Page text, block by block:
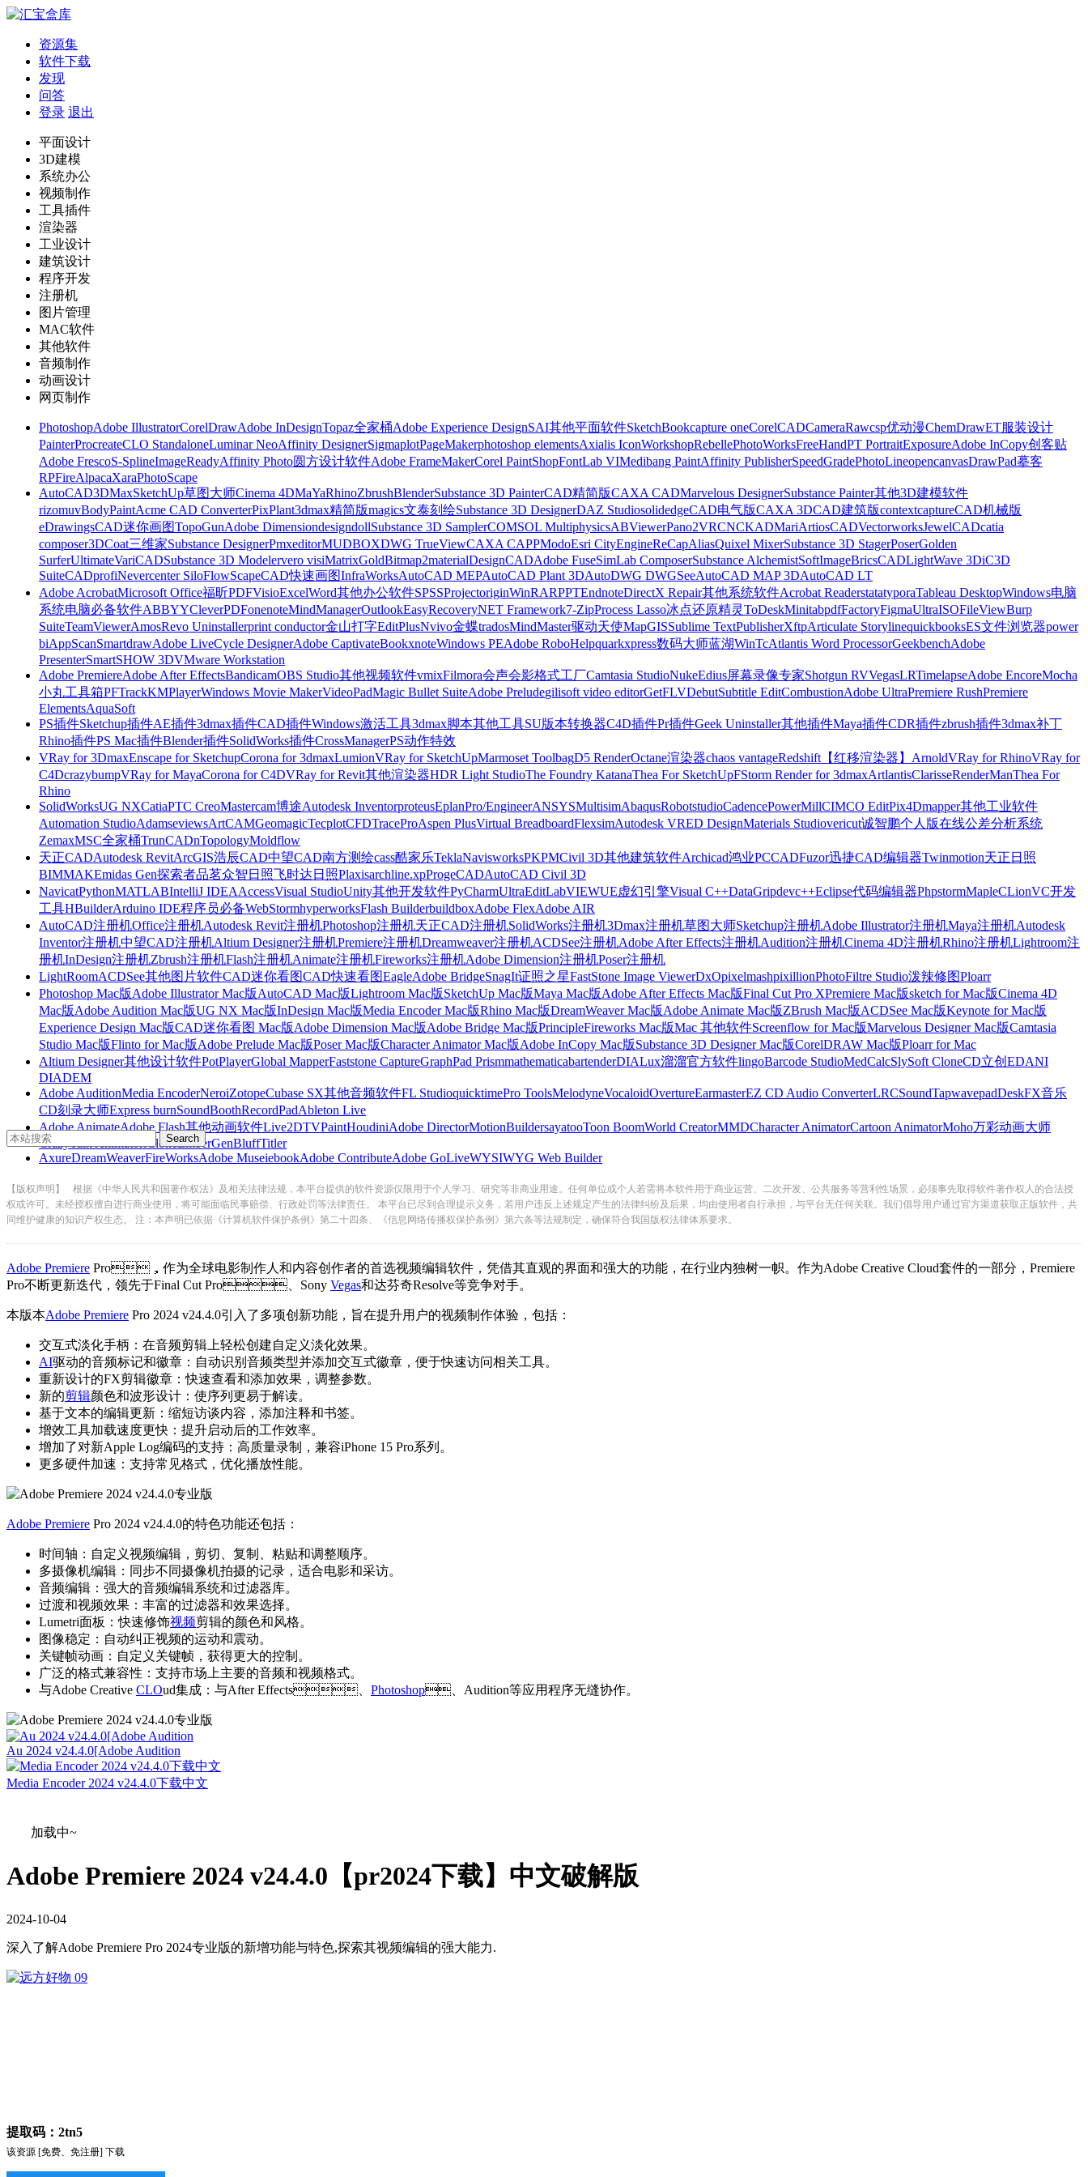
资源集
软件下载
发现
问答
登录 退出
平面设计
3D建模
系统办公
视频制作
工具插件
渲染器
工业设计
建筑设计
程序开发
注册机
图片管理
MAC软件
其他软件
音频制作
动画设计
网页制作
PhotoshopAdobe IllustratorCorelDrawAdobe InDesignTopaz全家桶Adobe Experience DesignSAI其他平面软件SketchBookcapture oneCorelCADCameraRawcsp优动漫ChemDrawET服装设计
PainterProcreateCLO StandaloneLuminar NeoAffinity DesignerSigmaplotPageMakerphotoshop elementsAxialis IconWorkshopRebellePhotoWorksFreeHandPT PortraitExposureAdobe InCopy创客贴
Adobe FrescoS-SplineImageReadyAffinity Photo圆方设计软件Adobe FrameMakerCorel PaintShopFontLab VIMedibang PaintAffinity PublisherSpeedGradePhotoLineopencanvasDrawPad摹客
RPFireAlpacaXaraPhotoScape
AutoCAD3DMaxSketchUp草图大师Cinema 4DMaYaRhinoZbrushBlenderSubstance 3D PainterCAD精简版CAXA CADMarvelous DesignerSubstance Painter其他3D建模软件
rizomuvBodyPaintAcme CAD ConverterPixPlant3dmax精简版magics文泰刻绘Substance 3D DesignerDAZ StudiosolidedgeCAD电气版CAXA 3DCAD建筑版contextcaptureCAD机械版
eDrawingsCAD迷你画图TopoGunAdobe DimensiondesigndollSubstance 3D SamplerCOMSOL MultiphysicsABViewerPano2VRCNCKADMariArtiosCADVectorworksJewelCADcatia
composer3DCoat三维家Substance DesignerPmxeditorMUDBOXDWG TrueViewCAXA CAPPModoEsri CityEngineReCapAliasQuixel MixerSubstance 3D StagerPoserGolden
SurferUltimateVariCADSubstance 3D Modelervero visiMatrixGoldBitmap2materialDesignCADAdobe FuseSimLab ComposerSubstance AlchemistSoftImageBricsCADLightWave 3DiC3D
SuiteCADprofiNevercenter SiloFlowScapeCAD快速画图InfraWorksAutoCAD MEPAutoCAD Plant 3DAutoDWG DWGSeeAutoCAD MAP 3DAutoCAD LT
Adobe AcrobatMicrosoft Office福昕PDFVisioExcelWord其他办公软件SPSSProjectoriginWinRARPPTEndnoteDirectX Repair其他系统软件Acrobat ReaderstatatyporaTableau DesktopWindows电脑
系统电脑必备软件ABBYYCleverPDFonenoteMindManagerOutlookEasyRecoveryNET Framework7-ZipProcess Lasso冰点还原精灵ToDeskMinitabpdfFactoryFigmaUltraISOFileViewBurp
SuiteTeamViewerAmosRevo Uninstallerprint conductor金山打字EditPlusNvivo金蝶tradosMindMaster驱动天使MapGISSublime TextPublisherXftpArticulate StorylinequickbooksES文件浏览器power
biAppScanSmartdrawAdobe LiveCycle DesignerAdobe CaptivateBookxnoteWindows PEAdobe RoboHelpquarkxpress数码大师蓝湖WinTcAtlantis Word ProcessorGeekbenchAdobe
PresenterSmartSHOW 3DVMware Workstation
Adobe PremiereAdobe After EffectsBandicamOBS Studio其他视频软件vmixFilmora会声会影格式工厂Camtasia StudioNukeEdius屏幕录像专家Shotgun RVVegasLRTimelapseAdobe EncoreMocha
小丸工具箱PFTrackKMPlayerWindows Movie MakerVideoPadMagic Bullet SuiteAdobe Preludegilisoft video editorGetFLVDebutSubtitle EditCombustionAdobe UltraPremiere RushPremiere
ElementsAquaSoft
PS插件Sketchup插件AE插件3dmax插件CAD插件Windows激活工具3dmax脚本其他工具SU版本转换器C4D插件Pr插件Geek Uninstaller其他插件Maya插件CDR插件zbrush插件3dmax补丁
Rhino插件PS Mac插件Blender插件SolidWorks插件CrossManagerPS动作特效
VRay for 3DmaxEnscape for SketchupCorona for 3dmaxLumionVRay for SketchUpMarmoset ToolbagD5 RenderOctane渲染器chaos vantageRedshift【红移渲染器】 ArnoldVRay for RhinoVRay for
C4DcrazybumpVRay for MayaCorona for C4DVRay for Revit其他渲染器HDR Light StudioThe Foundry KatanaThea For SketchUpFStorm Render for 3dmaxArtlantisClarisseRenderManThea For
Rhino
SolidWorksUG NXCatiaPTC CreoMastercam博途Autodesk InventorproteusEplanPro/EngineerANSYSMultisimAbaqusRobotstudioCadencePowerMillCIMCO EditPix4Dmapper其他工业软件
Automation StudioAdamseviewsArtCAMGeomagicTecplotCFDTraceProAspen PlusVirtual BreadboardFlexsimAutodesk VRED DesignMaterials Studiovericut诚智鹏个人版在线公差分析系统
ZemaxMSC全家桶TrunCADnTopologyMoldflow
天正CADAutodesk RevitArcGIS浩辰CAD中望CAD南方测绘cass酷家乐TeklaNavisworksPKPMCivil 3D其他建筑软件Archicad鸿业PCCADFuzor迅捷CAD编辑器Twinmotion天正日照
BIMMAKEmidas Gen探索者品茗众智日照飞时达日照Plaxisarchline.xpProgeCADAutoCAD Civil 3D
NavicatPythonMATLABIntelliJ IDEAAccessVisual StudioUnity其他开发软件PyCharmUltraEditLabVIEWUE虚幻引擎Visual C++DataGripdevc++Eclipse代码编辑器PhpstormMapleCLionVC开发
工具HBuilderArduino IDE程序员必备WebStormhyperworksFlash BuilderbuildboxAdobe FlexAdobe AIR
AutoCAD注册机Office注册机Autodesk Revit注册机Photoshop注册机天正CAD注册机SolidWorks注册机3Dmax注册机草图大师Sketchup注册机Adobe Illustrator注册机Maya注册机Autodesk
Inventor注册机中望CAD注册机Altium Designer注册机Premiere注册机Dreamweaver注册机ACDSee注册机Adobe After Effects注册机Audition注册机Cinema 4D注册机Rhino注册机Lightroom注
册机InDesign注册机Zbrush注册机Flash注册机Animate注册机Fireworks注册机Adobe Dimension注册机Poser注册机
LightRoomACDSee其他图片软件CAD迷你看图CAD快速看图EagleAdobe BridgeSnagIt证照之星FastStone Image ViewerDxOpixelmashpixillionPhotoFiltre Studio泼辣修图Ploarr
Photoshop Mac版Adobe Illustrator Mac版AutoCAD Mac版Lightroom Mac版SketchUp Mac版Maya Mac版Adobe After Effects Mac版Final Cut Pro XPremiere Mac版sketch for Mac版Cinema 4D
Mac版Adobe Audition Mac版UG NX Mac版InDesign Mac版Media Encoder Mac版Rhino Mac版DreamWeaver Mac版Adobe Animate Mac版ZBrush Mac版ACDSee Mac版Keynote for Mac版
Experience Design Mac版CAD迷你看图 Mac版Adobe Dimension Mac版Adobe Bridge Mac版PrincipleFireworks Mac版Mac 其他软件Screenflow for Mac版Marvelous Designer Mac版Camtasia
Studio Mac版Flinto for Mac版Adobe Prelude Mac版Poser Mac版Character Animator Mac版Adobe InCopy Mac版Substance 3D Designer Mac版CorelDRAW Mac版Ploarr for Mac
Altium Designer其他设计软件PotPlayerGlobal MapperFaststone CaptureGraphPad PrismmathematicabartenderDIALux溜溜官方软件lingoBarcode StudioMedCalcSlySoft CloneCD立创EDANI
DIADEM
Adobe AuditionMedia EncoderNeroiZotopeCubase SX其他音频软件FL StudioquicktimePro ToolsMelodyneVocaloidOvertureEarmasterEZ CD Audio ConverterLRCSoundTapwavepadDeskFX音乐
CD刻录大师Express burnSoundBoothRecordPadAbleton Live
Adobe AnimateAdobe Flash其他动画软件Live2DTVPaintHoudiniAdobe DirectorMotionBuildersayatooToon BoomWorld CreatorMMDCharacter AnimatorCartoon AnimatorMoho万彩动画大师
CrazyTalk AnimatoriCloneEmberGenBluffTitler
AxureDreamWeaverFireWorksAdobe MuseiebookAdobe ContributeAdobe GoLiveWYSIWYG Web Builder
【版权声明】
根据《中华人民共和国著作权法》及相关法律法规，本平台提供的软件资源仅限用于个人学习、研究等非商业用途。任何单位或个人若需将本软件用于商业运营、二次开发、公共服务等营利性场景，必须事先取得软件著作权人的合法授
权或许可。未经授权擅自进行商业使用，将可能面临民事赔偿、行政处罚等法律责任。 本平台已尽到合理提示义务，若用户违反上述规定产生的法律纠纷及后果，均由使用者自行承担，与平台无任何关联。我们倡导用户通过官方渠道获取正版软件，共
同维护健康的知识产权生态。 注：本声明已依据《计算机软件保护条例》第二十四条、《信息网络传播权保护条例》第六条等法规制定，确保符合我国版权法律体系要求。
Adobe Premiere Pro，作为全球电影制作人和内容创作者的首选视频编辑软件，凭借其直观的界面和强大的功能，在行业内独树一帜。作为Adobe Creative Cloud套件的一部分，Premiere
Pro不断更新迭代，领先于Final Cut Pro、Sony Vegas和达芬奇Resolve等竞争对手。
本版本Adobe Premiere Pro 2024 v24.4.0引入了多项创新功能，旨在提升用户的视频制作体验，包括：
交互式淡化手柄：在音频剪辑上轻松创建自定义淡化效果。
AI驱动的音频标记和徽章：自动识别音频类型并添加交互式徽章，便于快速访问相关工具。
重新设计的FX剪辑徽章：快速查看和添加效果，调整参数。
新的剪辑颜色和波形设计：使序列更易于解读。
基于文本的编辑更新：缩短访谈内容，添加注释和书签。
增效工具加载速度更快：提升启动后的工作效率。
增加了对新Apple Log编码的支持：高质量录制，兼容iPhone 15 Pro系列。
更多硬件加速：支持常见格式，优化播放性能。
Adobe Premiere Pro 2024 v24.4.0的特色功能还包括：
时间轴：自定义视频编辑，剪切、复制、粘贴和调整顺序。
多摄像机编辑：同步不同摄像机拍摄的记录，适合电影和采访。
音频编辑：强大的音频编辑系统和过滤器库。
过渡和视频效果：丰富的过滤器和效果选择。
Lumetri面板：快速修饰视频剪辑的颜色和风格。
图像稳定：自动纠正视频的运动和震动。
关键帧动画：自定义关键帧，获得更大的控制。
广泛的格式兼容性：支持市场上主要的音频和视频格式。
与Adobe Creative CLOud集成：与After Effects、 Photoshop、Audition等应用程序无缝协作。
Au 2024 v24.4.0[Adobe Audition
Media Encoder 2024 v24.4.0下载中文
加载中~
Adobe Premiere 2024 v24.4.0【pr2024下载】中文破解版
2024-10-04
深入了解Adobe Premiere Pro 2024专业版的新增功能与特色,探索其视频编辑的强大能力.
提取码：2tn5
该资源 [免费、免注册] 下载